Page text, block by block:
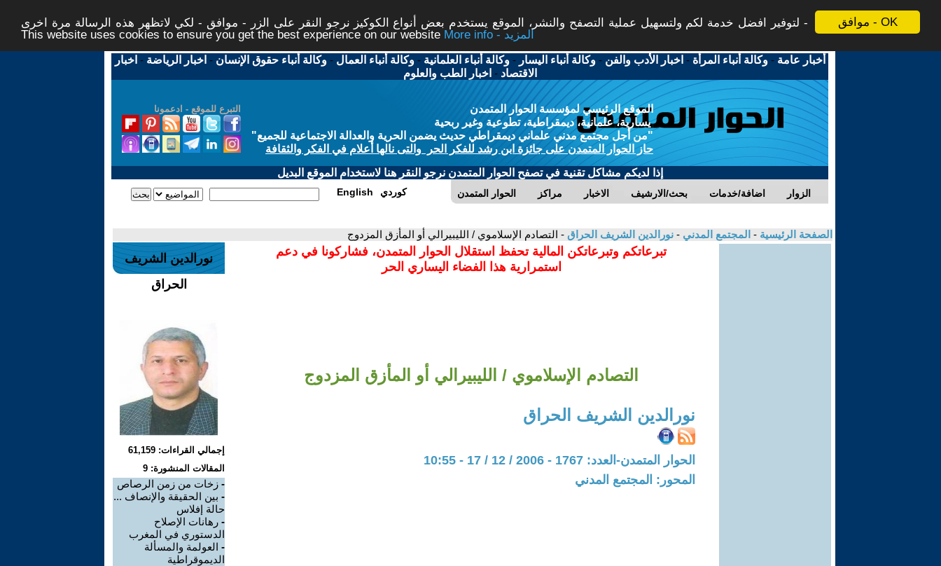
موافق - OK
لتوفير افضل خدمة لكم ولتسهيل عملية التصفح والنشر، الموقع يستخدم بعض أنواع الكوكيز نرجو النقر على الزر - موافق - لكي لاتظهر هذه الرسالة مرة اخرى -
This website uses cookies to ensure you get the best experience on our website
More info - المزيد
أخبار عامة -وكالة أنباء المرأة - اخبار الأدب والفن -وكالة أنباء اليسار -وكالة أنباء العلمانية -وكالة أنباء العمال -وكالة أنباء حقوق الإنسان - اخبار الرياضة - اخبار
الاقتصاد - اخبار الطب والعلوم
التبرع للموقع - ادعمونا
الموقع الرئيسي لمؤسسة الحوار المتمدن
يسارية، علمانية، ديمقراطية، تطوعية وغير ربحية
"من أجل مجتمع مدني علماني ديمقراطي حديث يضمن الحرية والعدالة الاجتماعية للجميع"
حاز الحوار المتمدن على جائزة ابن رشد للفكر الحر والتى نالها أعلام في الفكر والثقافة
إذا لديكم مشاكل تقنية في تصفح الحوار المتمدن نرجو النقر هنا لاستخدام الموقع البديل
الحوار المتمدن مراكز الاخبار بحث/الارشيف اضافة/خدمات الزوار English كوردي
الصفحة الرئيسية - المجتمع المدني - نورالدين الشريف الحراق - التصادم الإسلاموي / الليبيرالي أو المأزق المزدوج
تبرعاتكم وتبرعاتكن المالية تحفظ استقلال الحوار المتمدن، فشاركونا في دعم
استمرارية هذا الفضاء اليساري الحر
التصادم الإسلاموي / الليبيرالي أو المأزق المزدوج
نورالدين الشريف الحراق
الحوار المتمدن-العدد: 1767 - 2006 / 12 / 17 - 10:55
المحور: المجتمع المدني
نورالدين الشريف
الحراق
إجمالي القراءات: 61,159
المقالات المنشورة: 9
- زخات من زمن الرصاص
- بين الحقيقة والإنصاف ...
حالة إفلاس
- رهانات الإصلاح
الدستوري في المغرب
- العولمة والمسألة
الديموقراطية